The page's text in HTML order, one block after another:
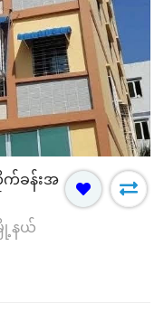
ခန်းအ
နယ်